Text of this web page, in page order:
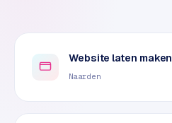
t
a
Website laten maken
Naarden